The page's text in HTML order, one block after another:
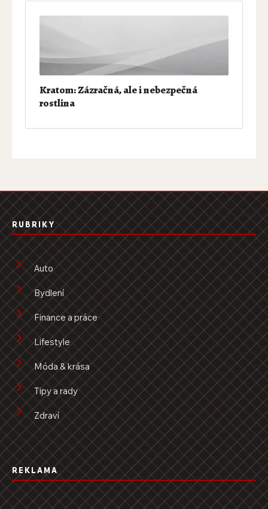
Kratom: Zázračná, ale i nebezpečná
rostlina
RUBRIKY
Auto
Bydlení
Finance a práce
Lifestyle
Móda & krása
Tipy a rady
Zdraví
REKLAMA